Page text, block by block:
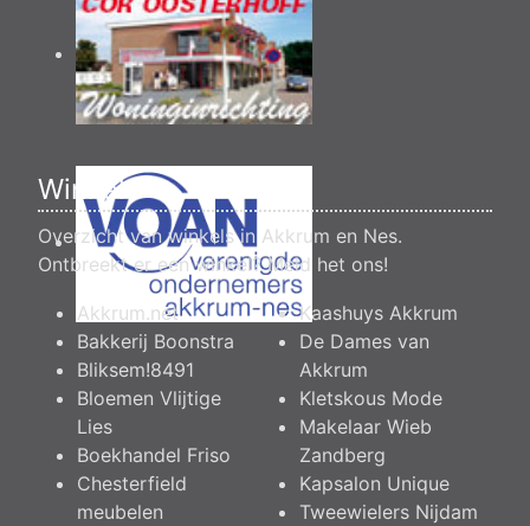
Winkels
Overzicht van winkels in Akkrum en Nes.
Ontbreekt er een winkel?Meld het ons!
Akkrum.net
Bakkerij Boonstra
Bliksem!8491
Bloemen Vlijtige
Lies
Boekhandel Friso
Chesterfield
meubelen
Kaashuys Akkrum
De Dames van
Akkrum
Kletskous Mode
Makelaar Wieb
Zandberg
Kapsalon Unique
Tweewielers Nijdam